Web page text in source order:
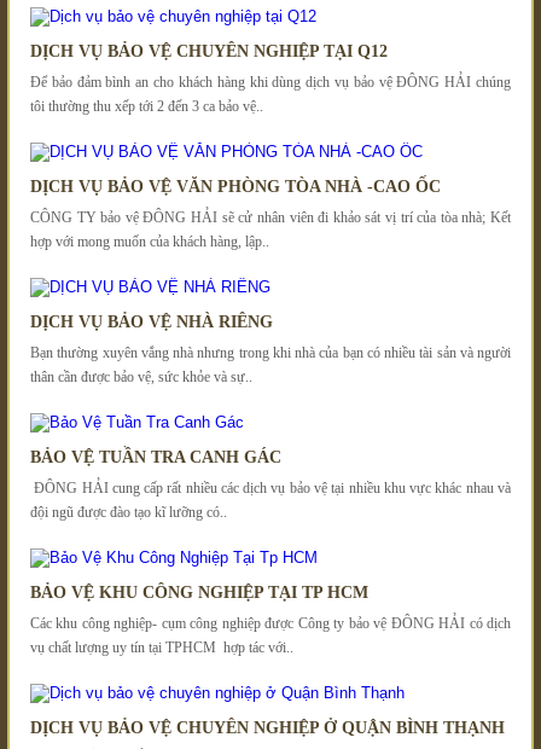
DỊCH VỤ BẢO VỆ CHUYÊN NGHIỆP TẠI Q12
Để bảo đảm bình an cho khách hàng khi dùng dịch vụ bảo vệ ĐÔNG HẢI chúng
tôi thường thu xếp tới 2 đến 3 ca bảo vệ..
DỊCH VỤ BẢO VỆ VĂN PHÒNG TÒA NHÀ -CAO ỐC
CÔNG TY bảo vệ ĐÔNG HẢI sẽ cử nhân viên đi khảo sát vị trí của tòa nhà; Kết
hợp với mong muốn của khách hàng, lập..
DỊCH VỤ BẢO VỆ NHÀ RIÊNG
Bạn thường xuyên vắng nhà nhưng trong khi nhà của bạn có nhiều tài sản và người
thân cần được bảo vệ, sức khỏe và sự..
BẢO VỆ TUẦN TRA CANH GÁC
ĐÔNG HẢI cung cấp rất nhiều các dịch vụ bảo vệ tại nhiều khu vực khác nhau và
đội ngũ được đào tạo kĩ lưỡng có..
BẢO VỆ KHU CÔNG NGHIỆP TẠI TP HCM
Các khu công nghiệp- cụm công nghiệp được Công ty bảo vệ ĐÔNG HẢI có dịch
vụ chất lượng uy tín tại TPHCM hợp tác với..
DỊCH VỤ BẢO VỆ CHUYÊN NGHIỆP Ở QUẬN BÌNH THẠNH